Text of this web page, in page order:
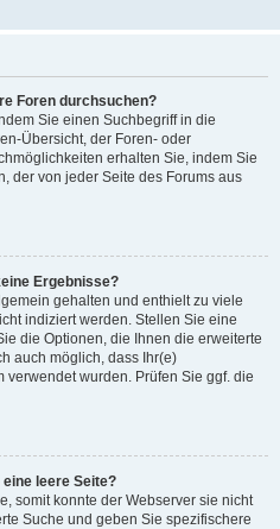
Foren durchsuchen?
Sie einen Suchbegriff in die
Übersicht, der Foren- oder
erhalten Sie, indem Sie
der von jeder Seite des Forums aus
Ergebnisse?
gehalten und enthielt zu viele
indiziert werden. Stellen Sie eine
die Optionen, die Ihnen die erweiterte
auch möglich, dass Ihr(e)
wurden. Prüfen Sie ggf. die
leere Seite?
somit konnte der Webserver sie nicht
Suche und geben Sie spezifischere